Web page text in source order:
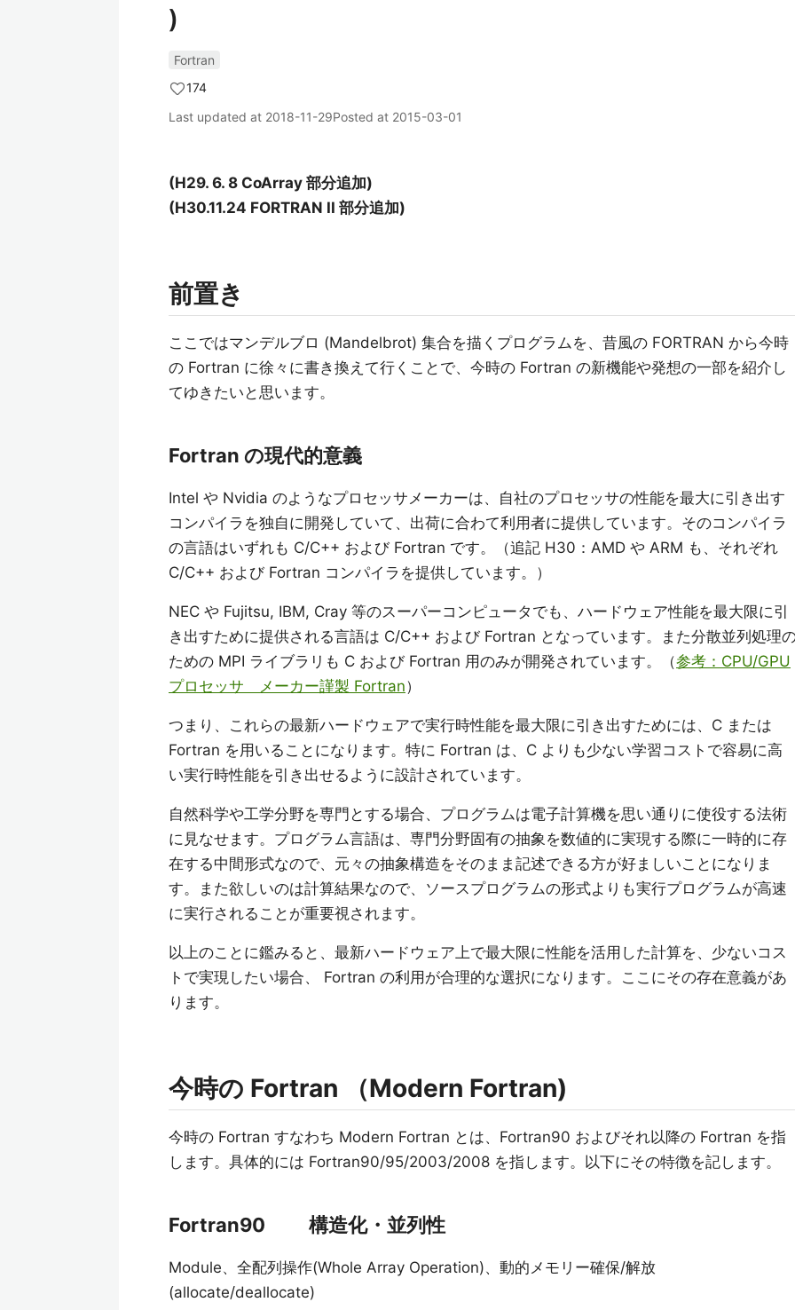
)
Fortran
174
Last updated at 2018-11-29Posted at 2015-03-01
(H29. 6. 8 CoArray 部分追加)
(H30.11.24 FORTRAN II 部分追加)
前置き
ここではマンデルブロ (Mandelbrot) 集合を描くプログラムを、昔風の FORTRAN から今時
の Fortran に徐々に書き換えて行くことで、今時の Fortran の新機能や発想の一部を紹介し
てゆきたいと思います。
Fortran の現代的意義
Intel や Nvidia のようなプロセッサメーカーは、自社のプロセッサの性能を最大に引き出す
コンパイラを独自に開発していて、出荷に合わて利用者に提供しています。そのコンパイラ
の言語はいずれも C/C++ および Fortran です。（追記 H30：AMD や ARM も、それぞれ
C/C++ および Fortran コンパイラを提供しています。）
NEC や Fujitsu, IBM, Cray 等のスーパーコンピュータでも、ハードウェア性能を最大限に引
き出すために提供される言語は C/C++ および Fortran となっています。また分散並列処理
ための MPI ライブラリも C および Fortran 用のみが開発されています。（参考：CPU/GPU
プロセッサ メーカー謹製 Fortran）
つまり、これらの最新ハードウェアで実行時性能を最大限に引き出すためには、C または
Fortran を用いることになります。特に Fortran は、C よりも少ない学習コストで容易に高
い実行時性能を引き出せるように設計されています。
自然科学や工学分野を専門とする場合、プログラムは電子計算機を思い通りに使役する法術
に見なせます。プログラム言語は、専門分野固有の抽象を数値的に実現する際に一時的に存
在する中間形式なので、元々の抽象構造をそのまま記述できる方が好ましいことになりま
す。また欲しいのは計算結果なので、ソースプログラムの形式よりも実行プログラムが高速
に実行されることが重要視されます。
以上のことに鑑みると、最新ハードウェア上で最大限に性能を活用した計算を、少ないコス
トで実現したい場合、 Fortran の利用が合理的な選択になります。ここにその存在意義があ
ります。
今時の Fortran （Modern Fortran)
今時の Fortran すなわち Modern Fortran とは、Fortran90 およびそれ以降の Fortran を指
します。具体的には Fortran90/95/2003/2008 を指します。以下にその特徴を記します。
Fortran90 構造化・並列性
Module、全配列操作(Whole Array Operation)、動的メモリー確保/解放
(allocate/deallocate)